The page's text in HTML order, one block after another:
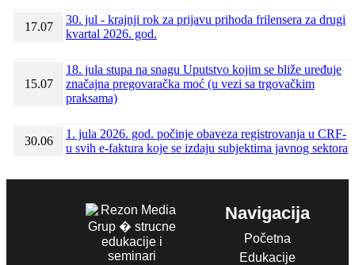
17.07
30. jul - krajnji rok za prijavu prihoda frilensera za drugi
kvartal 2026. god.
15.07
18. jula stupa na snagu Uputstvo kojim se bliže uređuje
značajna pregovaračka moć (u vezi sa trgovačkim
praksama)
30.06
1. jula 2026. god. počinje obaveza registrovanja u CRF-
u svih e-faktura koje se izdaju subjektima javnog sektora
Navigacija
Početna
Edukacije